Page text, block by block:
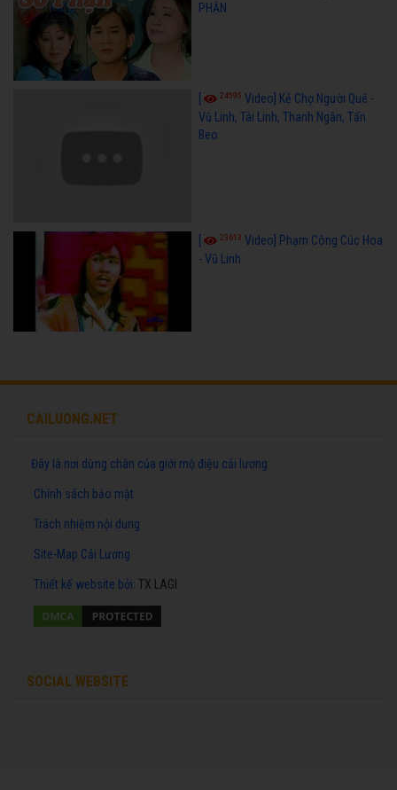
PHẬN
24595 Video] Kẻ Chợ Người Quê -
Vũ Linh, Tài Linh, Thanh Ngân, Tấn
Beo
23613 Video] Phạm Công Cúc Hoa
- Vũ Linh
CAILUONG.NET
Đây là nơi dừng chân của giới mộ điệu cải lương
Chính sách bảo mật
Trách nhiệm nội dung
Site-Map Cải Lương
Thiết kế website bởi: TX LAGI
SOCIAL WEBSITE